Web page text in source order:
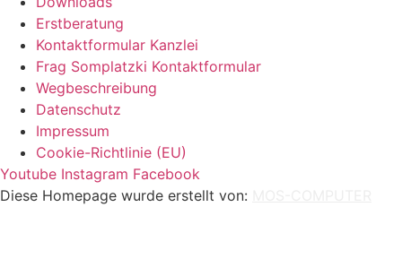
Erstberatung
Kontaktformular Kanzlei
Frag Somplatzki Kontaktformular
Wegbeschreibung
Datenschutz
Impressum
Cookie-Richtlinie (EU)
Youtube Instagram Facebook
Diese Homepage wurde erstellt von: